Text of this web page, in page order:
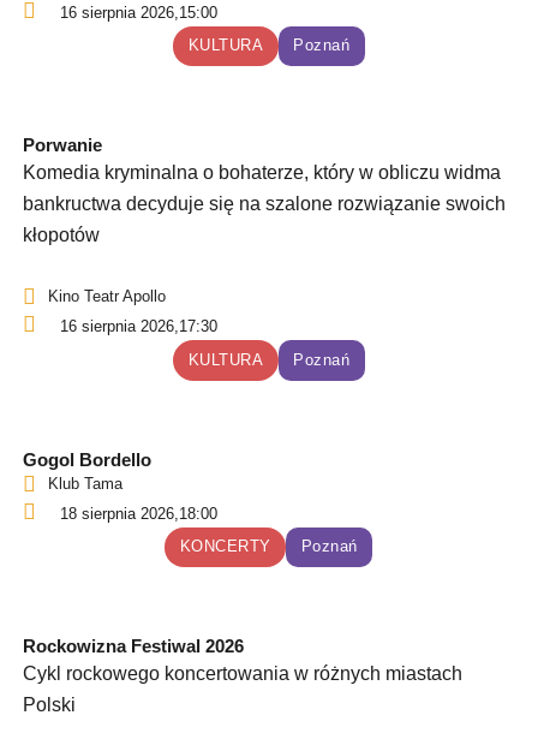
16 sierpnia 2026,15:00
KULTURA
Poznań
Porwanie
Komedia kryminalna o bohaterze, który w obliczu widma
bankructwa decyduje się na szalone rozwiązanie swoich
kłopotów
Kino Teatr Apollo
16 sierpnia 2026,17:30
KULTURA
Poznań
Gogol Bordello
Klub Tama
18 sierpnia 2026,18:00
KONCERTY
Poznań
Rockowizna Festiwal 2026
Cykl rockowego koncertowania w różnych miastach
Polski